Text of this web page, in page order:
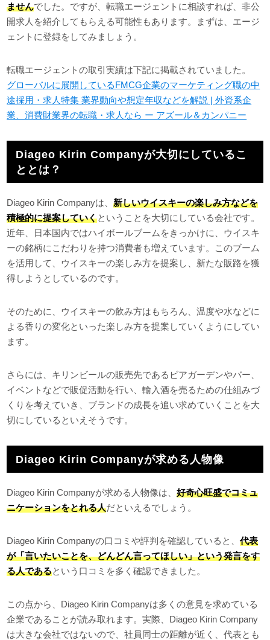
ませんでした。ですが、転職エージェントに相談すれば、非公
開求人を紹介してもらえる可能性もあります。まずは、エージ
ェントに登録をしてみましょう。
転職エージェントの取引実績は下記に掲載されていました。
グローバルに展開しているFMCG企業のマーケティング職の中
途採用・求人特集 業界動向や想定年収などを解説 | 外資系企
業、消費財業界の転職・求人なら ー アズール＆カンパニー
Diageo Kirin Companyが大切にしているこ
ととは？
Diageo Kirin Companyは、新しいウイスキーの楽しみ方などを
積極的に提案していくということを大切にしている会社です。
近年、日本国内ではハイボールブームをきっかけに、ウイスキ
ーの銘柄にこだわりを持つ消費者も増えています。このブーム
を活用して、ウイスキーの楽しみ方を提案し、新たな販路を獲
得しようとしているのです。
そのために、ウイスキーの飲み方はもちろん、温度や水などに
よる香りの変化といった楽しみ方を提案していくようにしてい
ます。
さらには、キリンビールの販売先であるビアガーデンやバー、
イベントなどで販促活動を行い、輸入酒を売るための仕組みづ
くりを考えていき、ブランドの成長を追い求めていくことを大
切にしているといえそうです。
Diageo Kirin Companyが求める人物像
Diageo Kirin Companyが求める人物像は、好奇心旺盛でコミュ
ニケーションをとれる人だといえるでしょう。
Diageo Kirin Companyの口コミや評判を確認していると、代表
が「言いたいことを、どんどん言ってほしい」という発言をす
る人であるという口コミを多く確認できました。
この点から、Diageo Kirin Companyは多くの意見を求めている
企業であることが読み取れます。実際、Diageo Kirin Company
は大きな会社ではないので、社員同士の距離が近く、代表とも